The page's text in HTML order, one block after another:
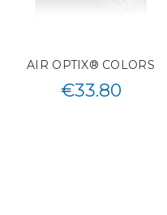
AIR OPTIX® COLORS
€33.80